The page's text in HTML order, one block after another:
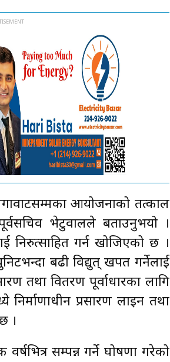
आयोजनाको तत्काल
भेटुवालले बताउनुभयो ।
निरुत्साहित गर्न खोजिएको छ ।
बढी विद्युत् खपत गर्नेलाई
तथा वितरण पूर्वाधारका लागि
प्रसारण लाइन तथा
।
सम्पन्न गर्ने घोषणा गरेको